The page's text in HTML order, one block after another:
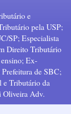
e
pela USP;
SP; Especialista
Direito Tributário
Ex-
de SBC;
e Tributário da
Oliveira Adv.